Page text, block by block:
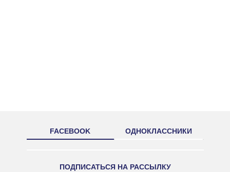
FACEBOOK ОДНОКЛАССНИКИ
ПОДПИСАТЬСЯ НА РАССЫЛКУ